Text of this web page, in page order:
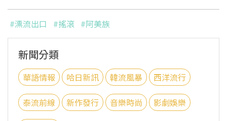
#漂流出口 #搖滾 #阿美族
新聞分類
華語情報 哈日新訊 韓流風暴 西洋流行
泰流前線 新作發行 音樂時尚 影劇娛樂